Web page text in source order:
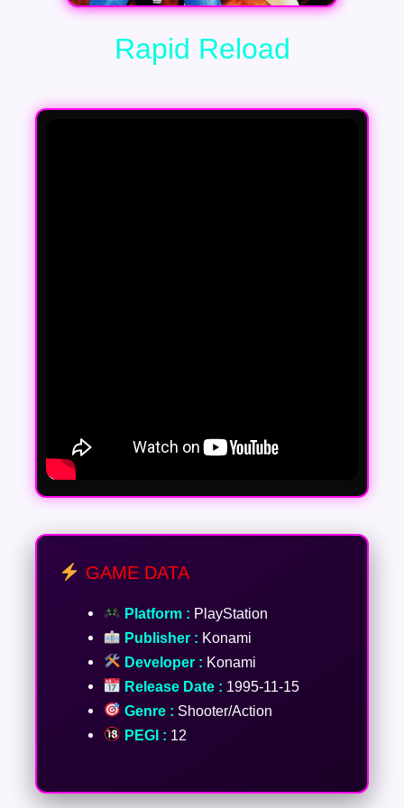
Rapid Reload
GAME DATA
Platform : PlayStation
Publisher : Konami
Developer : Konami
Release Date : 1995-11-15
Genre : Shooter/Action
PEGI : 12